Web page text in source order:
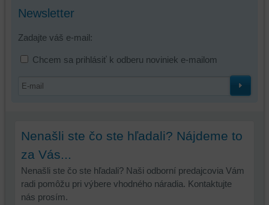
Newsletter
Zadajte váš e-mail:
Chcem sa prihlásiť k odberu noviniek e-mailom
Nenašli ste čo ste hľadali? Nájdeme to
za Vás...
Nenašli ste čo ste hľadali? Naši odborní predajcovia Vám
radi pomôžu pri výbere vhodného náradia. Kontaktujte
nás prosím.